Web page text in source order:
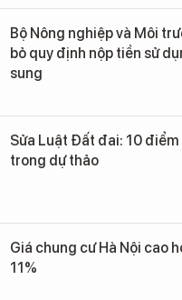
Bộ Nông nghiệp và Môi
bỏ quy định nộp tiền sử
sung
Sửa Luật Đất đai: 10
trong dự thảo
Giá chung cư Hà Nội cao
11%